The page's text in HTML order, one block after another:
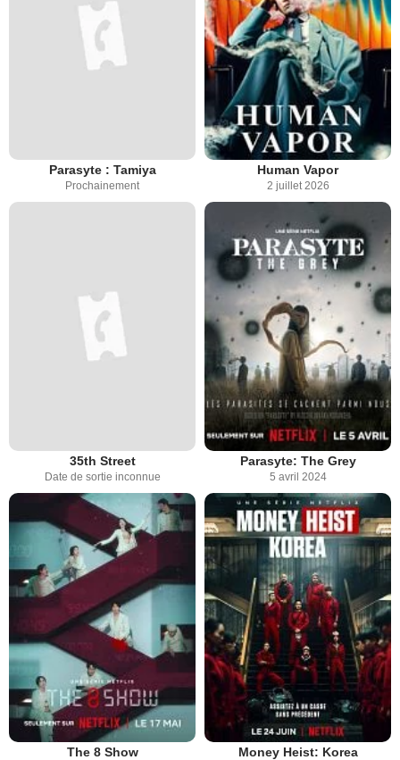
Parasyte : Tamiya
Prochainement
Human Vapor
2 juillet 2026
35th Street
Date de sortie inconnue
Parasyte: The Grey
5 avril 2024
The 8 Show Money Heist: Korea